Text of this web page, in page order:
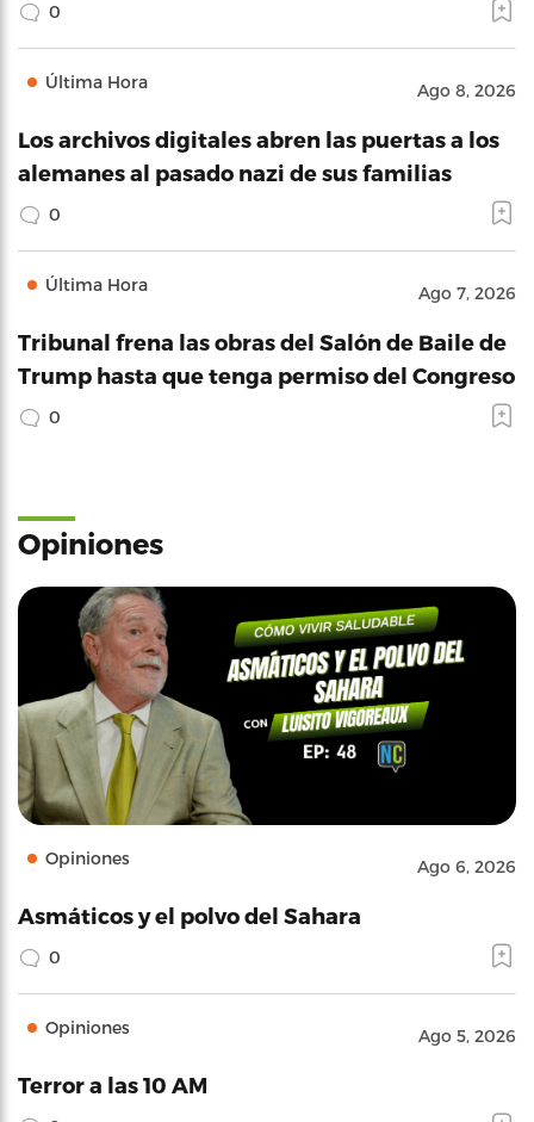
0
Última Hora Ago 8, 2026
Los archivos digitales abren las puertas a los
alemanes al pasado nazi de sus familias
0
Última Hora Ago 7, 2026
Tribunal frena las obras del Salón de Baile de
Trump hasta que tenga permiso del Congreso
0
Opiniones
Opiniones Ago 6, 2026
Asmáticos y el polvo del Sahara
0
Opiniones Ago 5, 2026
Terror a las 10 AM